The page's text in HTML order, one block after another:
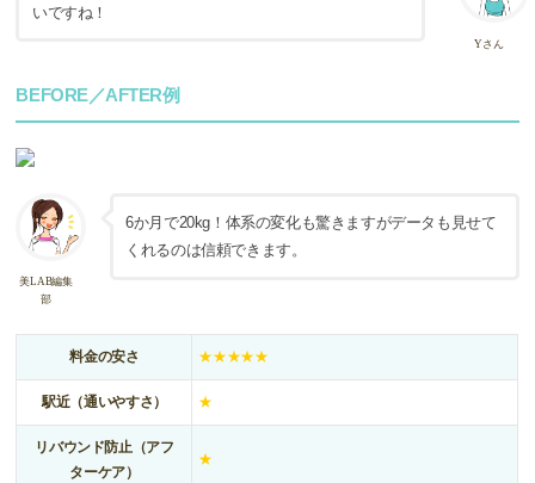
Yさん
いですね！
BEFORE／AFTER例
美LAB編集
部
6か月で20kg！体系の変化も驚きますがデータも見せて
くれるのは信頼できます。
料金の安さ ★★★★★
駅近（通いやすさ） ★
リバウンド防止（アフ
ターケア）
★